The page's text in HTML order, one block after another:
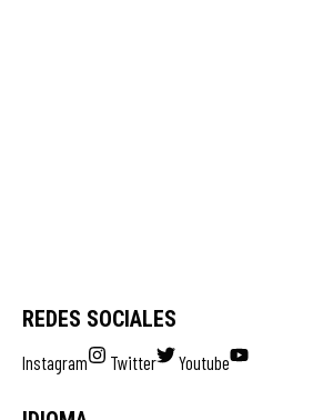
REDES SOCIALES
Instagram Twitter Youtube